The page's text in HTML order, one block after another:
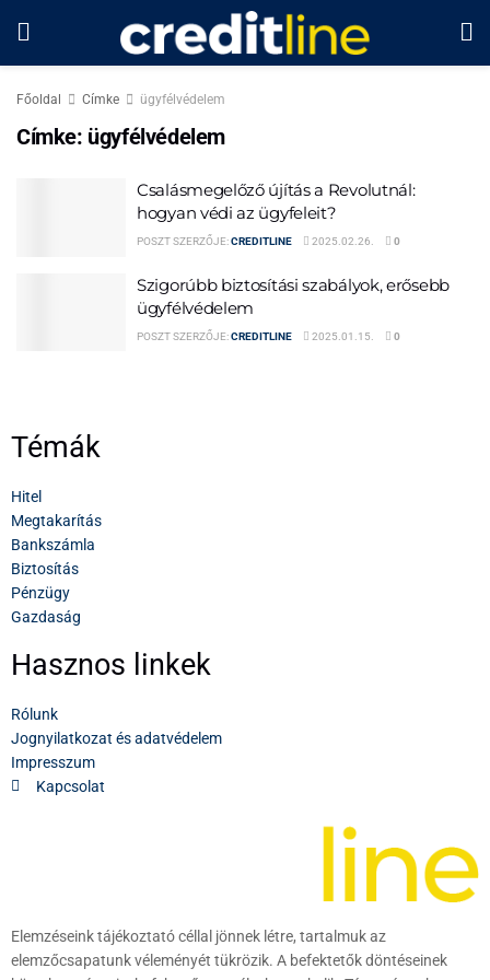
Főoldal Címke ügyfélvédelem
Címke: ügyfélvédelem
Csalásmegelőző újítás a Revolutnál:
hogyan védi az ügyfeleit?
POSZT SZERZŐJE:CREDITLINE 2025.02.26. 0
Szigorúbb biztosítási szabályok, erősebb
ügyfélvédelem
POSZT SZERZŐJE:CREDITLINE 2025.01.15. 0
Témák
Hitel
Megtakarítás
Bankszámla
Biztosítás
Pénzügy
Gazdaság
Hasznos linkek
Rólunk
Jognyilatkozat és adatvédelem
Impresszum
Kapcsolat
Elemzéseink tájékoztató céllal jönnek létre, tartalmuk az
elemzőcsapatunk véleményét tükrözik. A befektetők döntéseinek